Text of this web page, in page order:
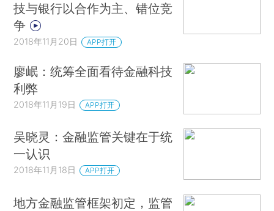
技与银行以合作为主、错位竞
争
2018年11月20日 APP打开
廖岷：统筹全面看待金融科技
利弊
2018年11月19日 APP打开
吴晓灵：金融监管关键在于统
一认识
2018年11月18日 APP打开
地方金融监管框架初定，监管